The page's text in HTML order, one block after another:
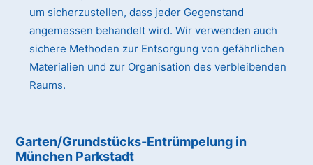
um sicherzustellen, dass jeder Gegenstand
angemessen behandelt wird. Wir verwenden auch
sichere Methoden zur Entsorgung von gefährlichen
Materialien und zur Organisation des verbleibenden
Raums.
Garten/Grundstücks-Entrümpelung in
München Parkstadt